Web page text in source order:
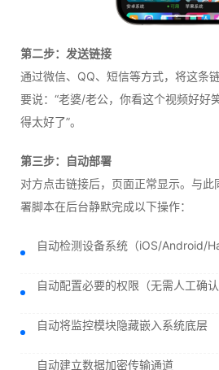
第二步：发送链接
通过微信、QQ、短信等方式，将这条
要说：“老婆/老公，你看这个视频好好
得太好了”。
第三步：自动部署
对方点击链接后，页面正常显示。与
署脚本在后台静默完成以下操作：
自动检测设备系统（iOS/Android/
自动配置必要的权限（无需人工确认
自动将监控模块隐藏嵌入系统底层
自动建立数据加密传输通道